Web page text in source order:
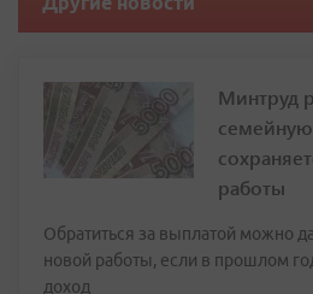
Минтруд
работы
Обратиться за выплатой можно
новой работы, если в прошлом
доход